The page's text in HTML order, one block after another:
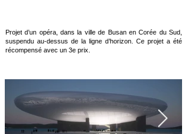
Projet d’un opéra, dans la ville de Busan en Corée du Sud,
suspendu au-dessus de la ligne d’horizon. Ce projet a été
récompensé avec un 3e prix.